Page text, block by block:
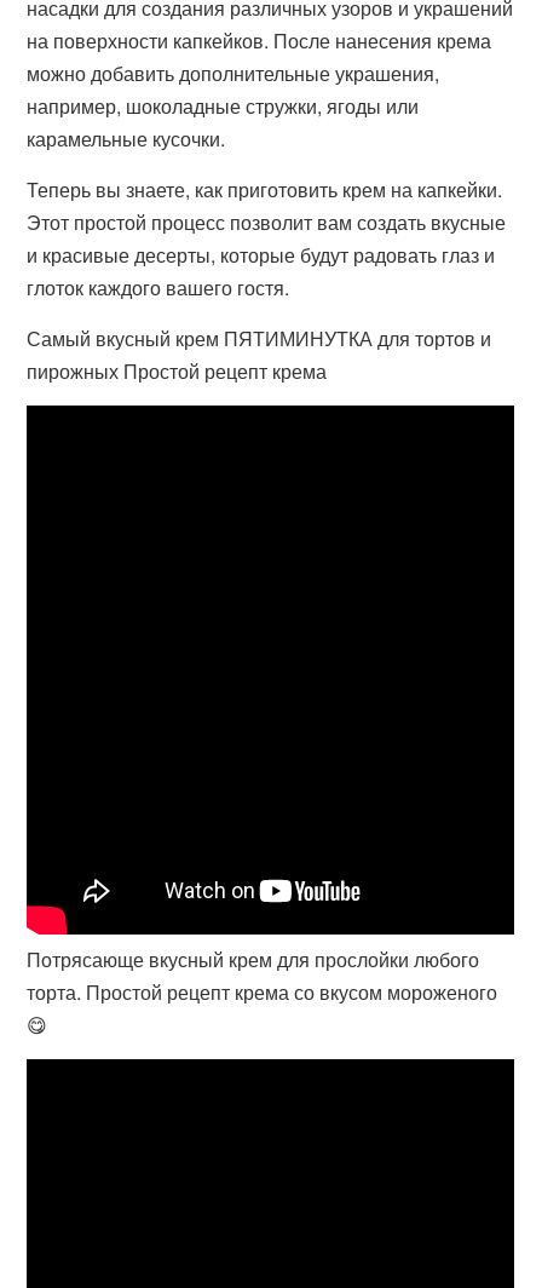
насадки для создания различных узоров и украшений
на поверхности капкейков. После нанесения крема
можно добавить дополнительные украшения,
например, шоколадные стружки, ягоды или
карамельные кусочки.
Теперь вы знаете, как приготовить крем на капкейки.
Этот простой процесс позволит вам создать вкусные
и красивые десерты, которые будут радовать глаз и
глоток каждого вашего гостя.
Самый вкусный крем ПЯТИМИНУТКА для тортов и
пирожных Простой рецепт крема
Потрясающе вкусный крем для прослойки любого
торта. Простой рецепт крема со вкусом мороженого
😋